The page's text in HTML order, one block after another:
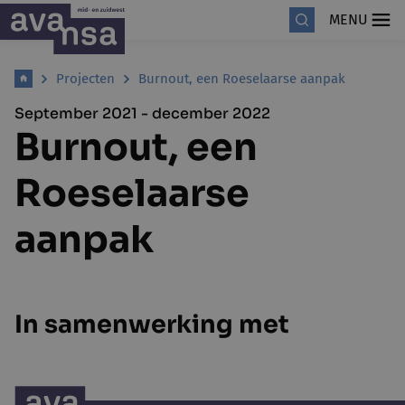
MENU
Projecten Burnout, een Roeselaarse aanpak
September 2021 - december 2022
Burnout, een
Roeselaarse
aanpak
In samenwerking met